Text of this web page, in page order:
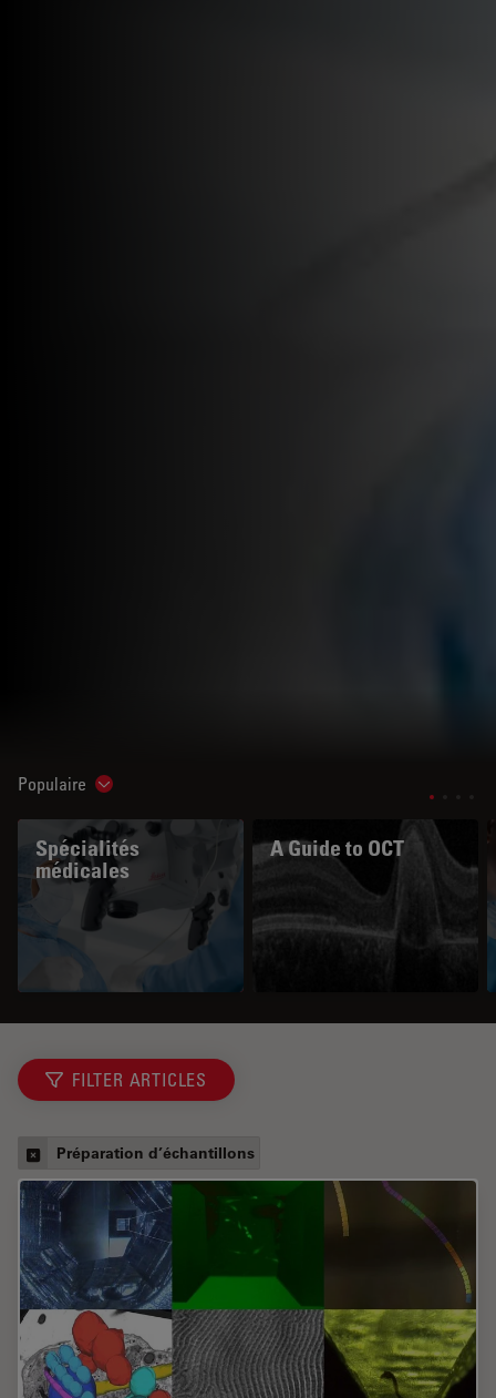
Populaire Show subnavigation
Spécialités
médicales
A Guide to OCT
FILTER ARTICLES
Préparation d’échantillons